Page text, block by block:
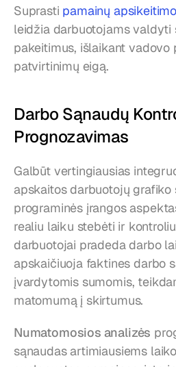
Suprasti pamainų apsikeitimo
leidžia darbuotojams valdyti
pakeitimus, išlaikant vadovo
patvirtinimų eigą.
Darbo Sąnaudų
Prognozavimas
Galbūt vertingiausias
apskaitos darbuotojų grafiko
programinės įrangos
realiu laiku stebėti ir
darbuotojai pradeda darbo
apskaičiuoja faktines darbo
įvardytomis sumomis,
matomumą į skirtumus.
Numatomosios analizės
sąnaudas artimiausiems